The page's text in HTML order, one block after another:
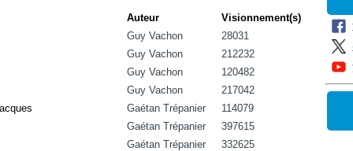
Auteur
Visionnement(s)
Guy Vachon
28031
Guy Vachon
212232
Guy Vachon
120482
Guy Vachon
217042
Gaétan Trépanier
114079
Gaétan Trépanier
397615
Gaétan Trépanier 332625